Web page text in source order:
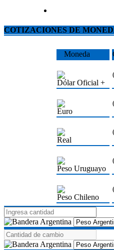
COTIZACIONES DE
Moneda
Dólar Oficial +
Euro
Real
Peso Uruguayo
Peso Chileno